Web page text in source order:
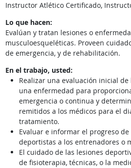
Instructor Atlético Certificado,
Lo que hacen:
Evalúan y tratan lesiones o
musculoesqueléticas. Proveen
de emergencia, y de rehabilitación.
En el trabajo, usted:
Realizar una evaluación inicial
una enfermedad para
emergencia o continua y
remitidos a los médicos para el
tratamiento.
Evaluar e informar el progreso
deportistas a los entrenadores o
El cuidado de las lesiones
de fisioterapia, técnicas, o la